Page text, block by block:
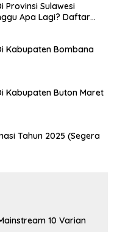
Provinsi Sulawesi
Apa Lagi? Daftar
Kabupaten Bombana
Kabupaten Buton Maret
Tahun 2025 (Segera
10 Varian